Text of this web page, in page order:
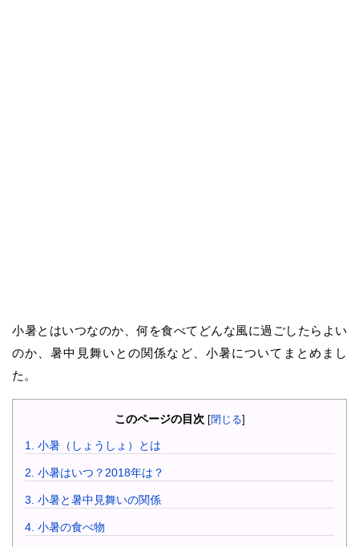
小暑とはいつなのか、何を食べてどんな風に過ごしたらよい
のか、暑中見舞いとの関係など、小暑についてまとめまし
た。
このページの目次 [閉じる]
1. 小暑（しょうしょ）とは
2. 小暑はいつ？2018年は？
3. 小暑と暑中見舞いの関係
4. 小暑の食べ物